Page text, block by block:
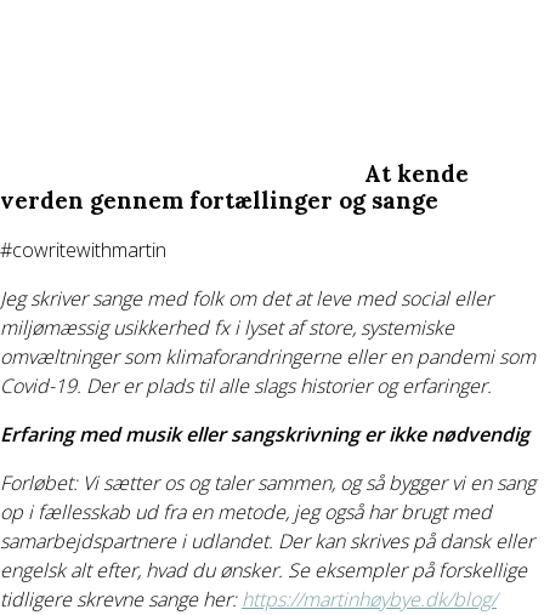
At kende
verden gennem fortællinger og sange
#cowritewithmartin
Jeg skriver sange med folk om det at leve med social eller
miljømæssig usikkerhed fx i lyset af store, systemiske
omvæltninger som klimaforandringerne eller en pandemi som
Covid-19. Der er plads til alle slags historier og erfaringer.
Erfaring med musik eller sangskrivning er ikke nødvendig
Forløbet: Vi sætter os og taler sammen, og så bygger vi en sang
op i fællesskab ud fra en metode, jeg også har brugt med
samarbejdspartnere i udlandet. Der kan skrives på dansk eller
engelsk alt efter, hvad du ønsker. Se eksempler på forskellige
tidligere skrevne sange her:https://martinhøybye.dk/blog/